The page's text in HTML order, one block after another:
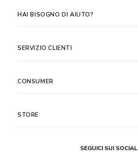
HAI BISOGNO DI AIUTO?
SERVIZIO CLIENTI
CONSUMER
STORE
SEGUICI SUI SOCIAL